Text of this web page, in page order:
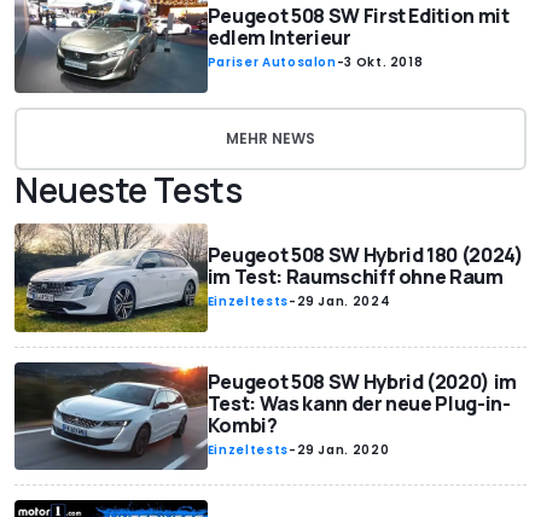
Peugeot 508 SW First Edition mit
edlem Interieur
Pariser Autosalon-3 Okt. 2018
MEHR NEWS
Neueste Tests
Peugeot 508 SW Hybrid 180 (2024)
im Test: Raumschiff ohne Raum
Einzeltests- 29 Jan. 2024
Peugeot 508 SW Hybrid (2020) im
Test: Was kann der neue Plug-in-
Kombi?
Einzeltests- 29 Jan. 2020